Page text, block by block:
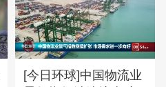
[今日环球]中国物流业